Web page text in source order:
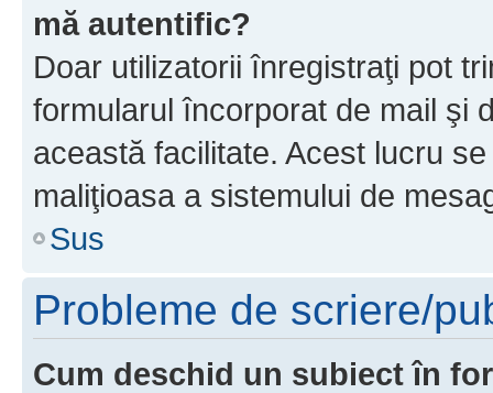
mă autentific?
Doar utilizatorii înregistraţi pot
formularul încorporat de mail şi
această facilitate. Acest lucru
maliţioasa a sistemului de
Sus
Probleme de scriere/
Cum deschid un subiect în